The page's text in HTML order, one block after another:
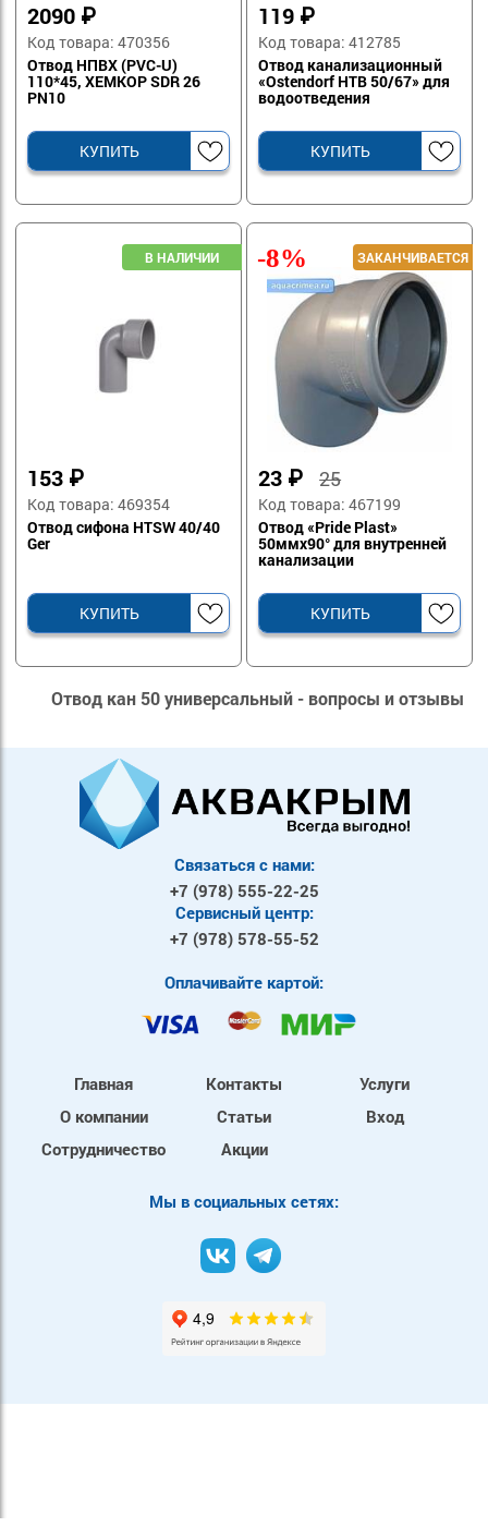
2090 ₽
Код товара: 470356
Отвод НПВХ (PVC-U)
110*45, ХЕМКОР SDR 26
PN10
КУПИТЬ
119 ₽
Код товара: 412785
Отвод канализационный
«Ostendorf HTB 50/67» для
водоотведения
КУПИТЬ
153 ₽
Код товара: 469354
Отвод сифона HTSW 40/40
Ger
КУПИТЬ
23 ₽25
Код товара: 467199
Отвод «Pride Plast»
50ммх90° для внутренней
канализации
КУПИТЬ
-8%
Отвод кан 50 универсальный - вопросы и отзывы
Связаться с нами:
+7 (978) 555-22-25
Сервисный центр:
+7 (978) 578-55-52
Оплачивайте картой:
Главная
О компании
Сотрудничество
Контакты
Статьи
Акции
Услуги
Вход
Mы в социальных сетях: